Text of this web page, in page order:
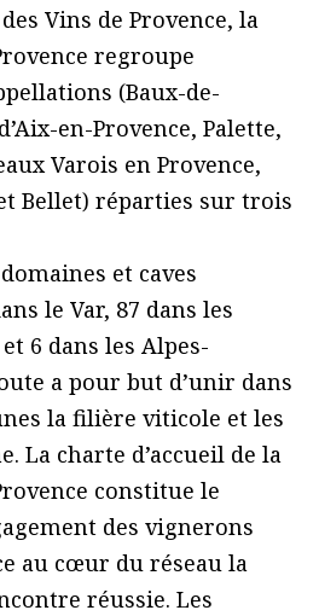
Vins de Provence, la
regroupe
(Baux-de-
en-Provence, Palette,
Varois en Provence,
Bellet) réparties sur trois
et caves
le Var, 87 dans les
6 dans les Alpes-
a pour but d’unir dans
la filière viticole et les
La charte d’accueil de la
constitue le
des vignerons
au cœur du réseau la
réussie. Les